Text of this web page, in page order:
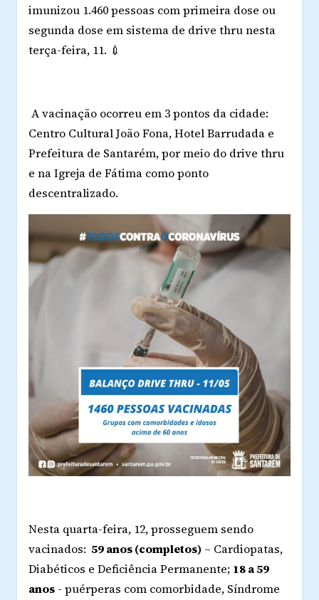
imunizou 1.460 pessoas com primeira dose ou
segunda dose em sistema de drive thru nesta
terça-feira, 11. 💉
A vacinação ocorreu em 3 pontos da cidade:
Centro Cultural João Fona, Hotel Barrudada e
Prefeitura de Santarém, por meio do drive thru
e na Igreja de Fátima como ponto
descentralizado.
Nesta quarta-feira, 12, prosseguem sendo
vacinados: 59 anos (completos) – Cardiopatas,
Diabéticos e Deficiência Permanente; 18 a 59
anos - puérperas com comorbidade, Síndrome